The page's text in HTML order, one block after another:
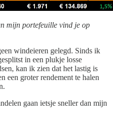
mijn portefeuille vind je op
windeieren gelegd. Sinds ik
in een plukje losse
kan ik zien dat het lastig is
een groter rendement te halen
gaan ietsje sneller dan mijn